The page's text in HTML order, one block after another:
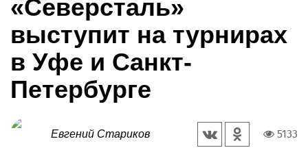
«Северсталь»
выступит на турнирах
в Уфе и Санкт-
Петербурге
Евгений Стариков 5133